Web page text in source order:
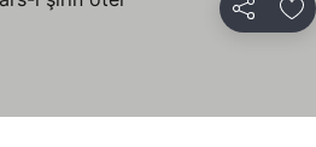
Partilhar